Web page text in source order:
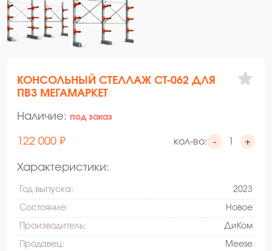
КОНСОЛЬНЫЙ СТЕЛЛАЖ СТ-062 ДЛЯ
ПВЗ МЕГАМАРКЕТ
Наличие: под заказ
122 000 ₽ кол-во: - +
Характеристики:
Год выпуска: 2023
Состояние: Hовое
Производитель: ДиКом
Продавец: Meese